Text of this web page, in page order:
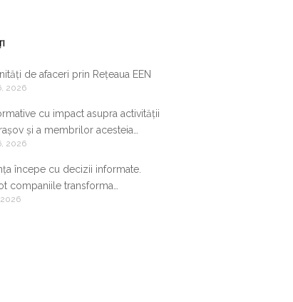
de afaceri prin Rețeaua EEN
2026
cu impact asupra activității
și a membrilor acesteia
05.08.2026
2026
începe cu decizii informate.
companiile transforma
de business într-un avantaj